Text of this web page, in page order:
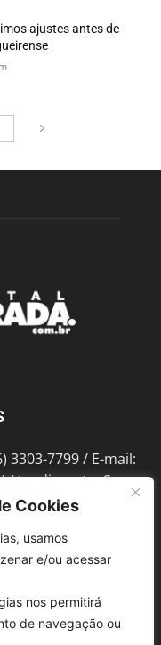
Cookies
usamos
e/ou acessar
nos permitirá
de navegação ou
ajustes antes de
3303-7799 / E-mail:
Atendimento: Seg a
Bento de Abreu, 889